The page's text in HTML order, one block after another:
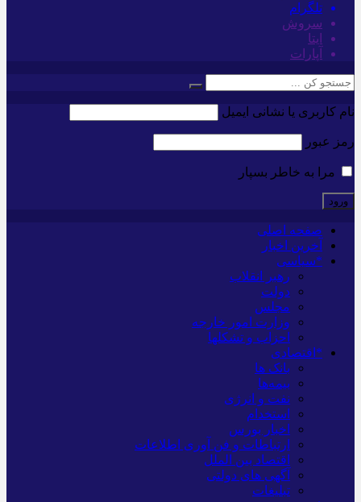
تلگرام
سروش
ایتا
آپارات
نام کاربری یا نشانی ایمیل
رمز عبور
مرا به خاطر بسپار
صفحه اصلی
آخرین اخبار
*سیاسی
رهبر انقلاب
دولت
مجلس
وزارت امور خارجه
احزاب و تشکلها
*اقتصادی
بانک ها
بیمه‌ها
نفت و انرژی
استخدام
اخبار بورس
ارتباطات و فن آوری اطلاعات
اقتصاد بین الملل
آگهی های دولتی
تبلیغات